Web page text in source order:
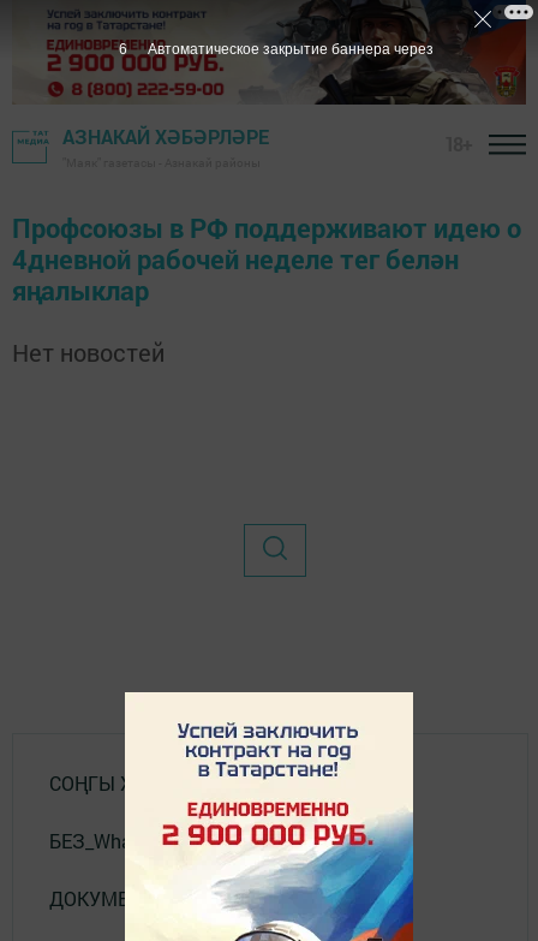
АЗНАКАЙ ХӘБӘРЛӘРЕ
Профсоюзы в РФ поддерживают идею о
4дневной рабочей неделе тег белән
яңалыклар
Нет новостей
СОҢГЫ ХӘБӘРЛӘР
БЕЗ_WhatsApp_та
ДОКУМЕНТЛАР
6 Автоматическое закрытие баннера через